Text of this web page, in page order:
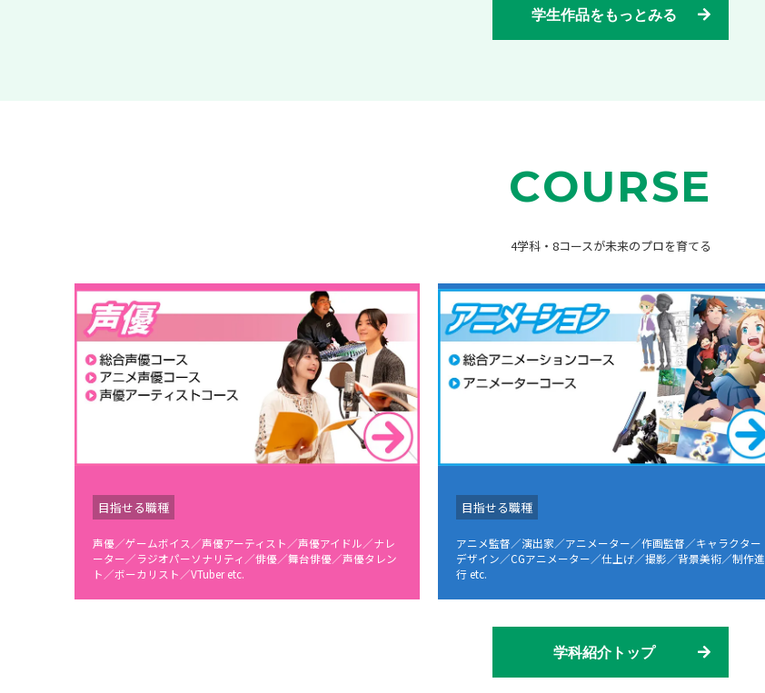
学生作品をもっとみる
COURSE
4学科・8コースが未来のプロを育てる
目指せる職種
声優／ゲームボイス／声優アーティスト／声優アイドル／ナレ
ーター／ラジオパーソナリティ／俳優／舞台俳優／声優タレン
ト／ボーカリスト／VTuber etc.
目指せる職種
アニメ監督／演出家／アニメーター／作画監督／キャラクター
デザイン／CGアニメーター／仕上げ／撮影／背景美術／制作進
行 etc.
学科紹介トップ